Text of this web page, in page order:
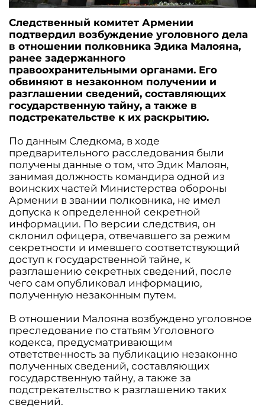
Следственный комитет Армении
подтвердил возбуждение уголовного дела
в отношении полковника Эдика Малояна,
ранее задержанного
правоохранительными органами. Его
обвиняют в незаконном получении и
разглашении сведений, составляющих
государственную тайну, а также в
подстрекательстве к их раскрытию.
По данным Следкома, в ходе
предварительного расследования были
получены данные о том, что Эдик Малоян,
занимая должность командира одной из
воинских частей Министерства обороны
Армении в звании полковника, не имел
допуска к определенной секретной
информации. По версии следствия, он
склонил офицера, отвечавшего за режим
секретности и имевшего соответствующий
доступ к государственной тайне, к
разглашению секретных сведений, после
чего сам опубликовал информацию,
полученную незаконным путем.
В отношении Малояна возбуждено уголовное
преследование по статьям Уголовного
кодекса, предусматривающим
ответственность за публикацию незаконно
полученных сведений, составляющих
государственную тайну, а также за
подстрекательство к разглашению таких
сведений.